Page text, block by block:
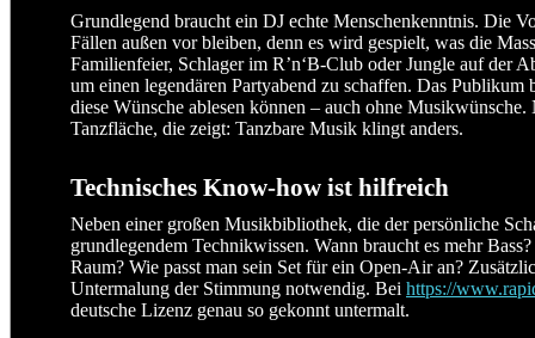
Grundlegend braucht ein DJ echte Menschenkenntnis. Die
Fällen außen vor bleiben, denn es wird gespielt, was die
Familienfeier, Schlager im R’n‘B-Club oder Jungle auf der
um einen legendären Partyabend zu schaffen. Das Publikum
diese Wünsche ablesen können – auch ohne
Tanzfläche, die zeigt: Tanzbare Musik klingt anders.
Technisches Know-how ist hilfreich
Neben einer großen Musikbibliothek, die der persönliche
grundlegendem Technikwissen. Wann braucht es mehr
Raum? Wie passt man sein Set für ein Open-Air an?
Untermalung der Stimmung notwendig. Bei https://
deutsche Lizenz genau so gekonnt untermalt.